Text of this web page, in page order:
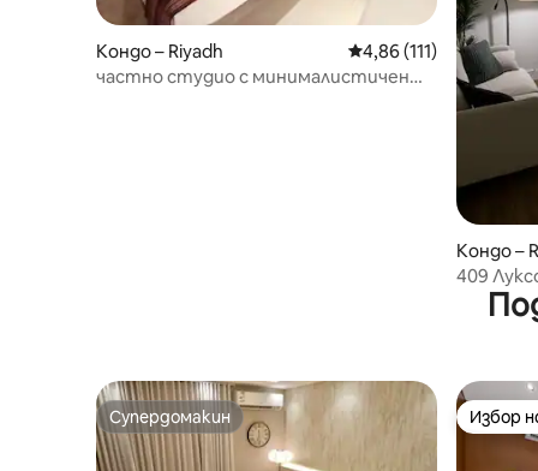
Кондо – Riyadh Средна оценка: 4,86
4,86 (111)
частно студио с минималистичен
Кондо –
409
града
Супердомакин
Супердомакин Избор
Избор